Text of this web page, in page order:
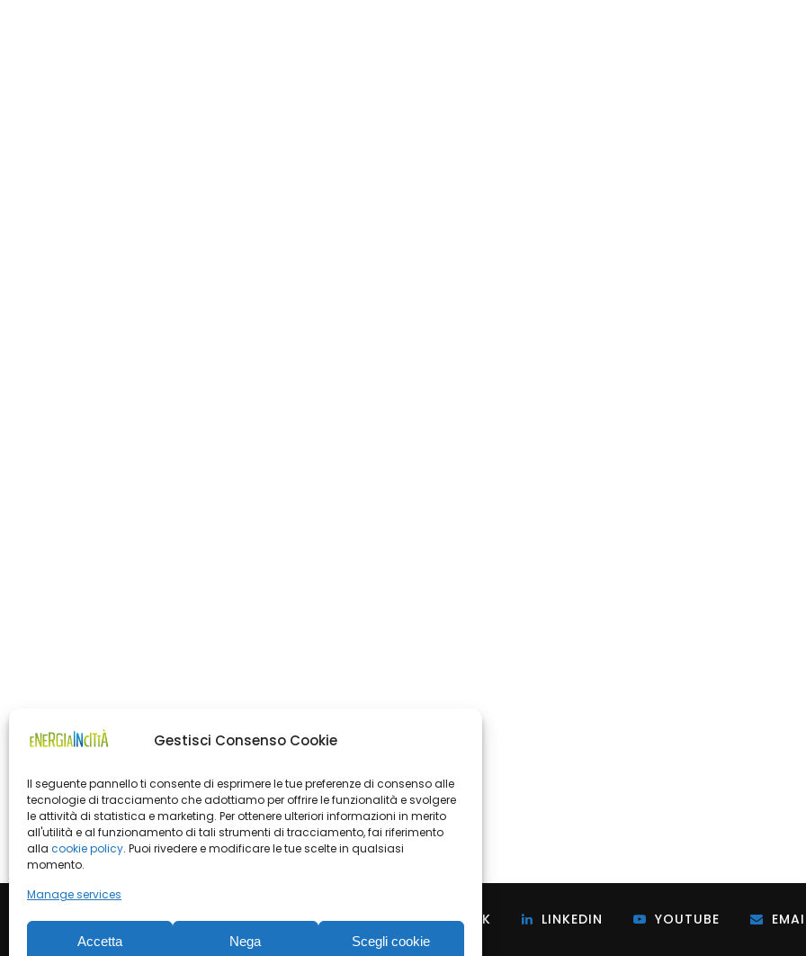
Gestisci Consenso Cookie
Il seguente pannello ti consente di esprimere le tue preferenze di consenso alle
tecnologie di tracciamento che adottiamo per offrire le funzionalità e svolgere
le attività di statistica e marketing. Per ottenere ulteriori informazioni in merito
all'utilità e al funzionamento di tali strumenti di tracciamento, fai riferimento
alla cookie policy. Puoi rivedere e modificare le tue scelte in qualsiasi
momento.
Manage services
Accetta Nega Scegli cookie
FACEBOOK LINKEDIN YOUTUBE